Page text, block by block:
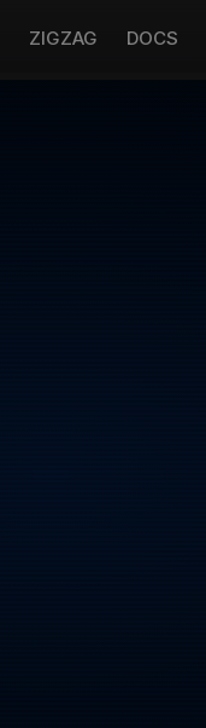
ZIGZAG DOCS